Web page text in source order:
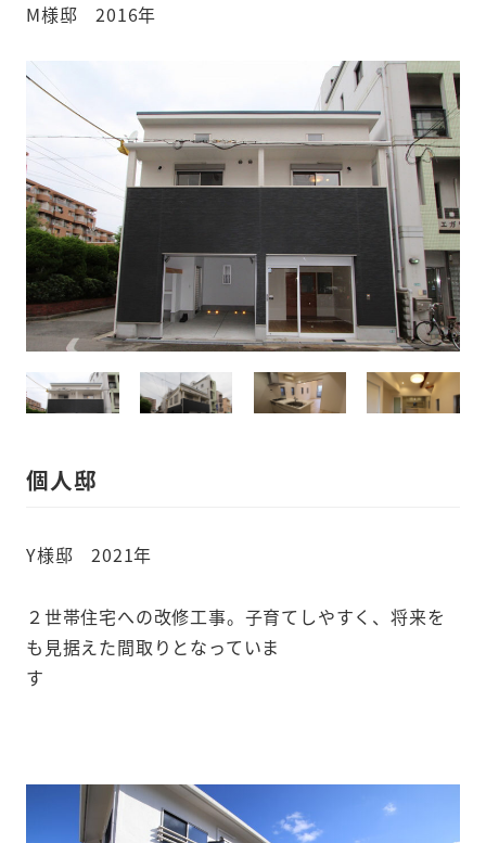
M様邸 2016年
個人邸
Y様邸 2021年
２世帯住宅への改修工事。子育てしやすく、将来を
も見据えた間取りとなっていま
す